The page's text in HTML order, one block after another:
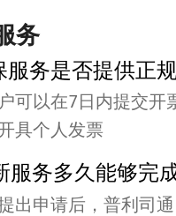
务
服务是否提供正
可以在7日内提交开
具个人发票
服务多久能够完
出申请后，普利司